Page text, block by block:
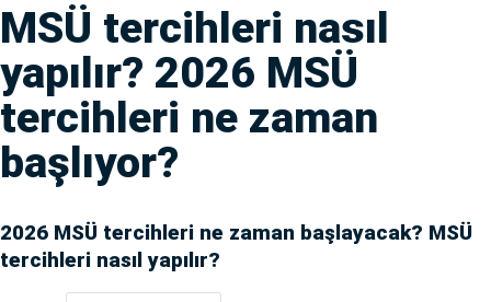
MSÜ tercihleri nasıl
yapılır? 2026 MSÜ
tercihleri ne zaman
başlıyor?
2026 MSÜ tercihleri ne zaman başlayacak? MSÜ
tercihleri nasıl yapılır?